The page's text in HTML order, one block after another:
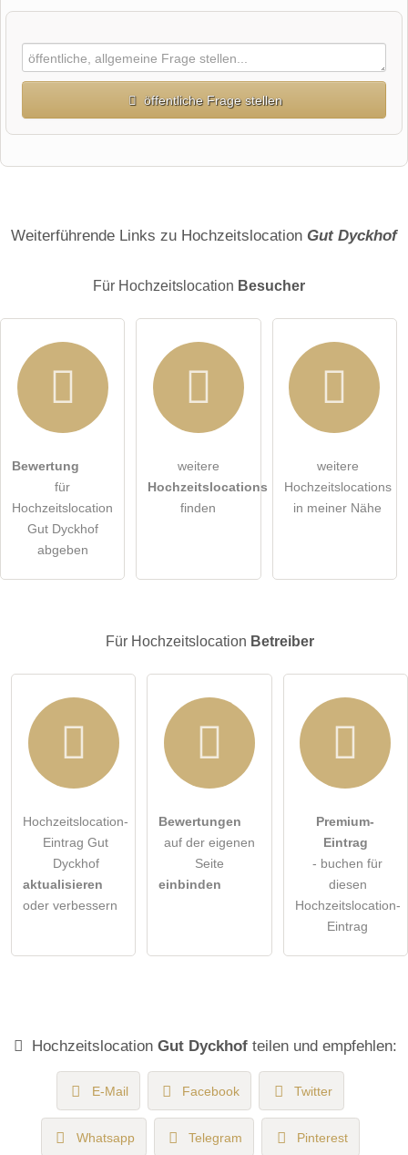
öffentliche Frage stellen
Hiermit akzeptiere ich die
öffentliche Frage stellen
Klicken Sie hier um eineindividuelle Fragean den
Weiterführende Links zu Hochzeitslocation Gut Dyckhof
Für Hochzeitslocation Besucher
Bewertung
für
Hochzeitslocation
Gut Dyckhof
abgeben
weitere
Hochzeitslocations
finden
weitere
Hochzeitslocations
in meiner Nähe
Für Hochzeitslocation Betreiber
Hochzeitslocation-
Eintrag Gut
Dyckhof
aktualisieren
oder verbessern
Bewertungen
auf der eigenen
Seite
einbinden
Premium-
Eintrag
- buchen für
diesen
Hochzeitslocation-
Eintrag
HochzeitslocationGut Dyckhof teilen und empfehlen:
E-Mail Facebook Twitter
Whatsapp Telegram Pinterest